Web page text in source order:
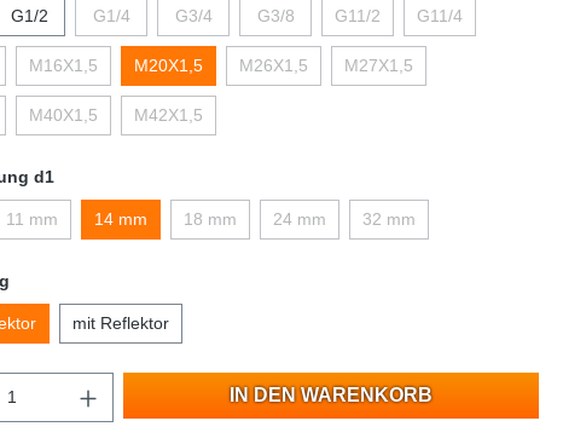
G1/2 G1/4 G3/4 G3/8 G11/2 G11/4
M16X1,5 M20X1,5 M26X1,5 M27X1,5
M40X1,5 M42X1,5
d1
11 mm 14 mm 18 mm 24 mm 32 mm
mit Reflektor
IN DEN WARENKORB